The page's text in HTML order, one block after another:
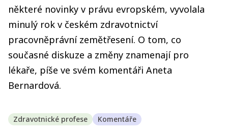
některé novinky v právu evropském, vyvolala
minulý rok v českém zdravotnictví
pracovněprávní zemětřesení. O tom, co
současné diskuze a změny znamenají pro
lékaře, píše ve svém komentáři Aneta
Bernardová.
Zdravotnické profese Komentáře